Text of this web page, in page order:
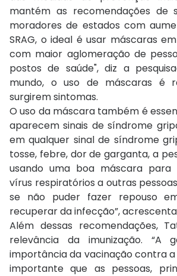
mantém as recomendações de
moradores de estados com
SRAG, o ideal é usar máscaras
com maior aglomeração de
postos de saúde", diz a
mundo, o uso de máscaras é
surgirem sintomas.
O uso da máscara também é
aparecem sinais de síndrome
em qualquer sinal de síndrome
tosse, febre, dor de garganta, a
usando uma boa máscara para
vírus respiratórios a outras
se não puder fazer repouso
recuperar da infecção”,
Além dessas recomendações,
relevância da imunização. “A
importância da vacinação contra a
importante que as pessoas,